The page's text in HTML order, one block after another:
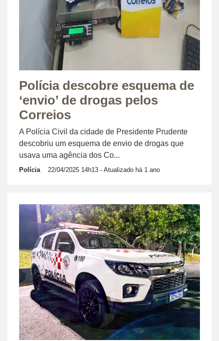
Polícia descobre esquema de
‘envio’ de drogas pelos
Correios
A Polícia Civil da cidade de Presidente Prudente
descobriu um esquema de envio de drogas que
usava uma agência dos Co...
Polícia 22/04/2025 14h13 - Atualizado há 1 ano